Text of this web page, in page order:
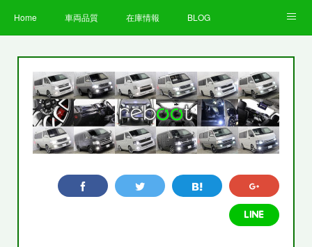
Home 車両品質 在庫情報 BLOG
お客様の声 STAFF 企業情報
プライバシーポリシー